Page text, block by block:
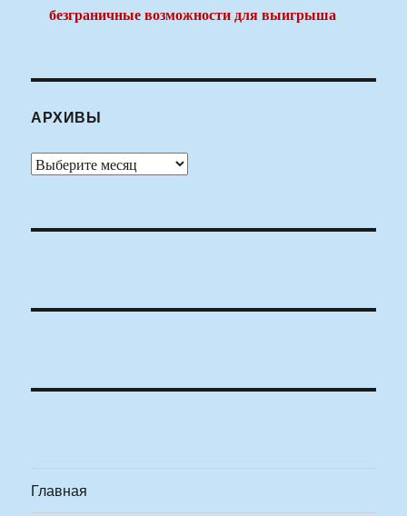
безграничные возможности для выигрыша
АРХИВЫ
Архивы
Главная